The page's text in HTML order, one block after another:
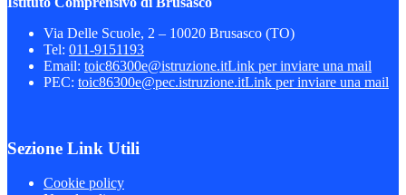
Via Delle Scuole, 2 – 10020 Brusasco (TO)
Tel: 011-9151193
Email: toic86300e@istruzione.itLink per inviare una mail
PEC: toic86300e@pec.istruzione.itLink per inviare una mail
Sezione Link Utili
Cookie policy